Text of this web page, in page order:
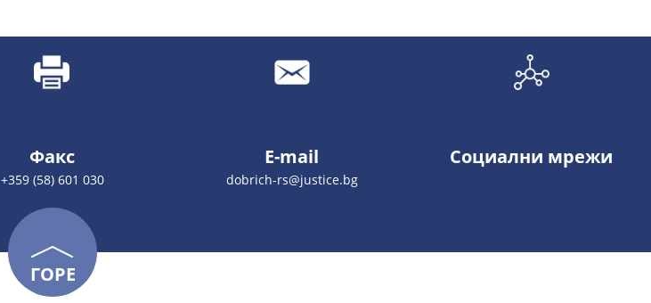
Факс
+359 (58) 601 030
E-mail
dobrich-rs@justice.bg
Социални мрежи
ГОРЕ